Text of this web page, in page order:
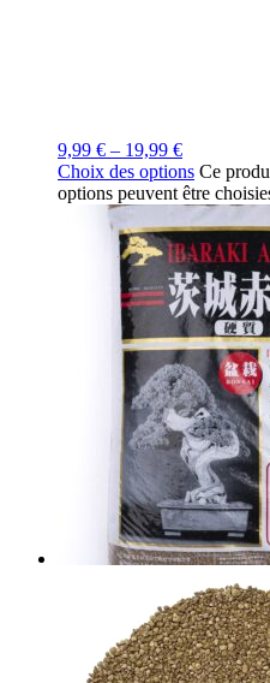
9,99 € – 19,99 €
Choix des options Ce
options peuvent être